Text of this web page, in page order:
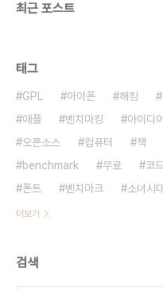
최근 포스트
태그
GPL 아이폰 해킹
애플
벤치마킹 아이디어
오픈소스
컴퓨터 책
benchmark
무료 코
폰트
벤치마크 소녀시대
더보기
검색